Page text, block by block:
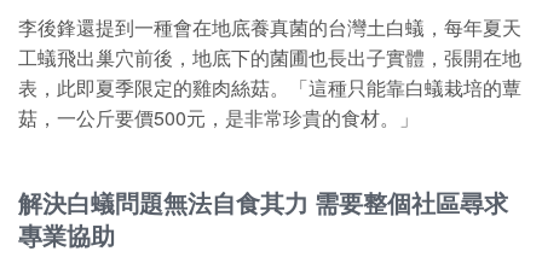
李後鋒還提到一種會在地底養真菌的台灣土白蟻，每年夏天
工蟻飛出巢穴前後，地底下的菌圃也長出子實體，張開在地
表，此即夏季限定的雞肉絲菇。「這種只能靠白蟻栽培的蕈
菇，一公斤要價500元，是非常珍貴的食材。」
解決白蟻問題無法自食其力 需要整個社區尋求
專業協助